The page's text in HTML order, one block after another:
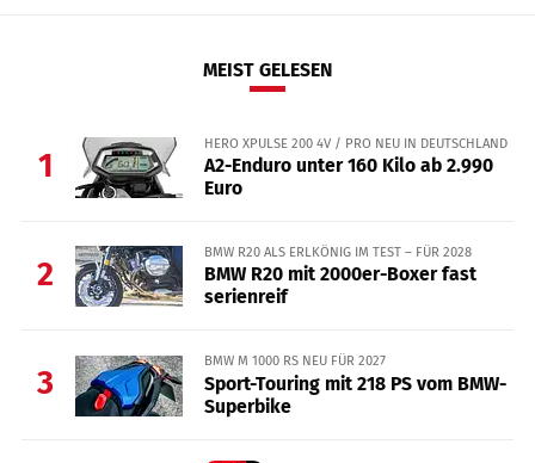
MEIST GELESEN
1
HERO XPULSE 200 4V / PRO NEU IN DEUTSCHLAND
A2-Enduro unter 160 Kilo ab 2.990
Euro
2
BMW R20 ALS ERLKÖNIG IM TEST – FÜR 2028
BMW R20 mit 2000er-Boxer fast
serienreif
3
BMW M 1000 RS NEU FÜR 2027
Sport-Touring mit 218 PS vom BMW-
Superbike